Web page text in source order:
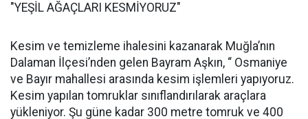
"YEŞİL AĞAÇLARI KESMİYORUZ"
Kesim ve temizleme ihalesini kazanarak Muğla’nın
Dalaman İlçesi’nden gelen Bayram Aşkın, “ Osmaniye
ve Bayır mahallesi arasında kesim işlemleri yapıyoruz.
Kesim yapılan tomruklar sınıflandırılarak araçlara
yükleniyor. Şu güne kadar 300 metre tomruk ve 400